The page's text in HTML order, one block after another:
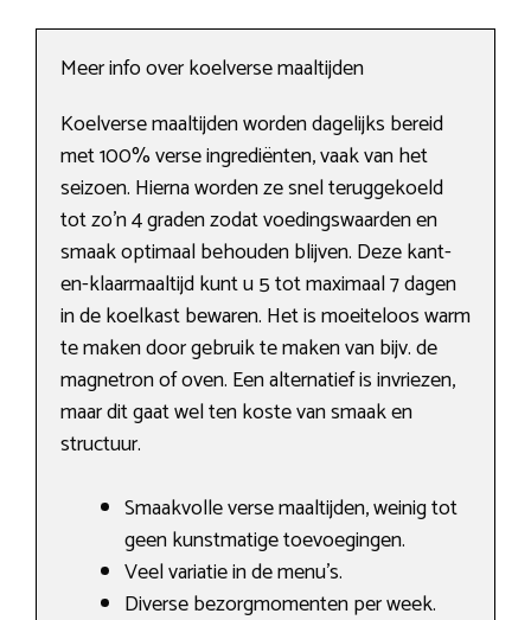
Meer info over koelverse maaltijden
Koelverse maaltijden worden dagelijks bereid
met 100% verse ingrediënten, vaak van het
seizoen. Hierna worden ze snel teruggekoeld
tot zo’n 4 graden zodat voedingswaarden en
smaak optimaal behouden blijven. Deze kant-
en-klaarmaaltijd kunt u 5 tot maximaal 7 dagen
in de koelkast bewaren. Het is moeiteloos warm
te maken door gebruik te maken van bijv. de
magnetron of oven. Een alternatief is invriezen,
maar dit gaat wel ten koste van smaak en
structuur.
Smaakvolle verse maaltijden, weinig tot
geen kunstmatige toevoegingen.
Veel variatie in de menu’s.
Diverse bezorgmomenten per week.